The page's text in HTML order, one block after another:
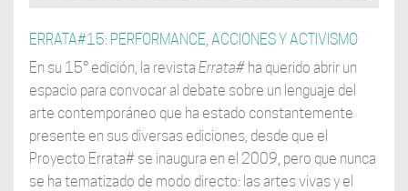
ERRATA#15: PERFORMANCE, ACCIONES Y ACTIVISMO
En su 15° edición, la revista Errata#ha querido abrir un
espacio para convocar al debate sobre un lenguaje del
arte contemporáneo que ha estado constantemente
presente en sus diversas ediciones, desde que el
Proyecto Errata# se inaugura en el 2009, pero que nunca
se ha tematizado de modo directo: las artes vivas y el